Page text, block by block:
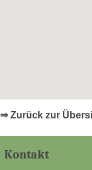
⇒ Zurück zur
Kontakt